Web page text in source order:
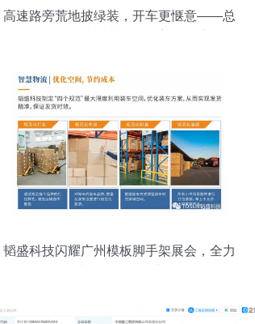
高速路旁荒地披绿装，开车更惬意——总
韬盛科技闪耀广州模板脚手架展会，全力